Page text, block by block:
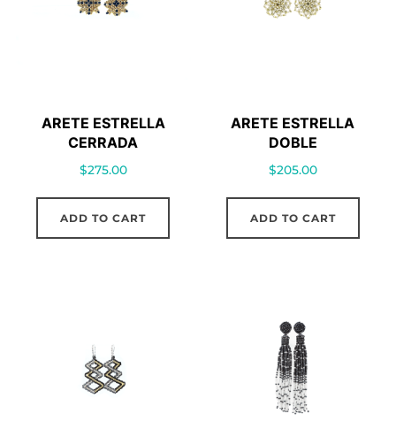
ARETE ESTRELLA
CERRADA
$275.00
ADD TO CART
ARETE ESTRELLA
DOBLE
$205.00
ADD TO CART